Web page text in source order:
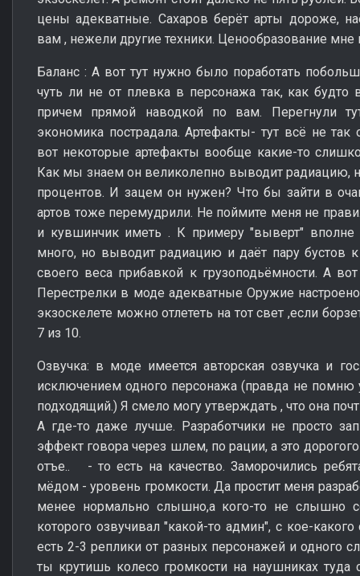
цены адекватные. Сахаров берёт арты дороже,
вам , нежели другие техники. Ценообразование
Баланс : А вот тут нужно было поработать
чуть ли не от плевка в персонажа так, как
причем прямой наводкой по вам. Перегнули
экономика пострадала. Артефакты- тут всё не так
вот некоторые артефакты вообще какие-то
Как мы знаем он великолепно выводит радиацию,
процентов. И зацем он нужен? Что бы зайти в
артов тоже перемудрили. Не поймите меня не
и кувшинчик иметь . К примеру "выверт" вполне
много, но выводит радиацию и даёт пару бустов
своего веса прибавкой к грузоподьёмности. А
Перестрелки в моде адекватные Оружие
экзоскелете можно отлететь на тот свет ,если
7 из 10.
Озвучка: в моде имеется авторская озвучка и
исключением одного персонажа (правда не помню
подходящий.) Я смело могу утверждать , что она
А где-то даже лучше. Разработчики не просто
эффект говора через шлем, по рации, а это
отъе.. - то есть на качество. Заморочились
мёдом - уровень громкости. Да простит меня
менее нормально слышно,а кого-то не слышно
которого озвучивал "какой-то админ", с кое-
есть 2-3 реплики от разных персонажей и одного
ты крутишь колесо громкости на наушниках туда